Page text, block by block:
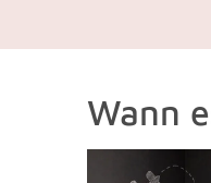
Wann